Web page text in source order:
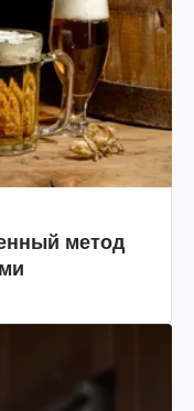
метод